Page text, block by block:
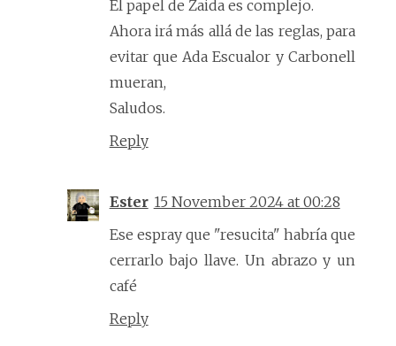
El papel de Zaida es complejo.
Ahora irá más allá de las reglas, para
evitar que Ada Escualor y Carbonell
mueran,
Saludos.
Reply
Ester 15 November 2024 at 00:28
Ese espray que "resucita" habría que
cerrarlo bajo llave. Un abrazo y un
café
Reply